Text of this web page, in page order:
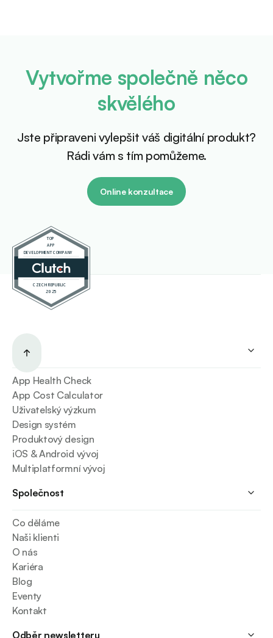
Vytvořme společně něco
skvělého
Jste připraveni vylepšit váš digitální produkt?
Rádi vám s tím pomůžeme.
Online konzultace
Služby
App Health Check
App Cost Calculator
Uživatelský výzkum
Design systém
Produktový design
iOS & Android vývoj
Multiplatformní vývoj
Společnost
Co děláme
Naši klienti
O nás
Kariéra
Blog
Eventy
Kontakt
Odběr newsletteru